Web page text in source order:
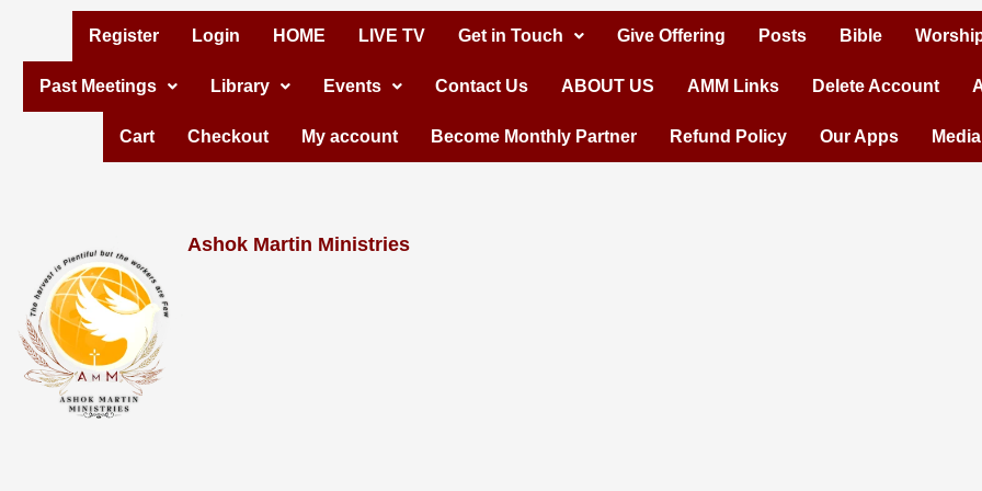
content
Register Login HOME LIVE TV Get in Touch Give Offering Posts Bible
Past Meetings Library Events Contact Us ABOUT US AMM Links Delete Account
Cart Checkout My account Become Monthly Partner Refund Policy Our Apps
Ashok Martin Ministries